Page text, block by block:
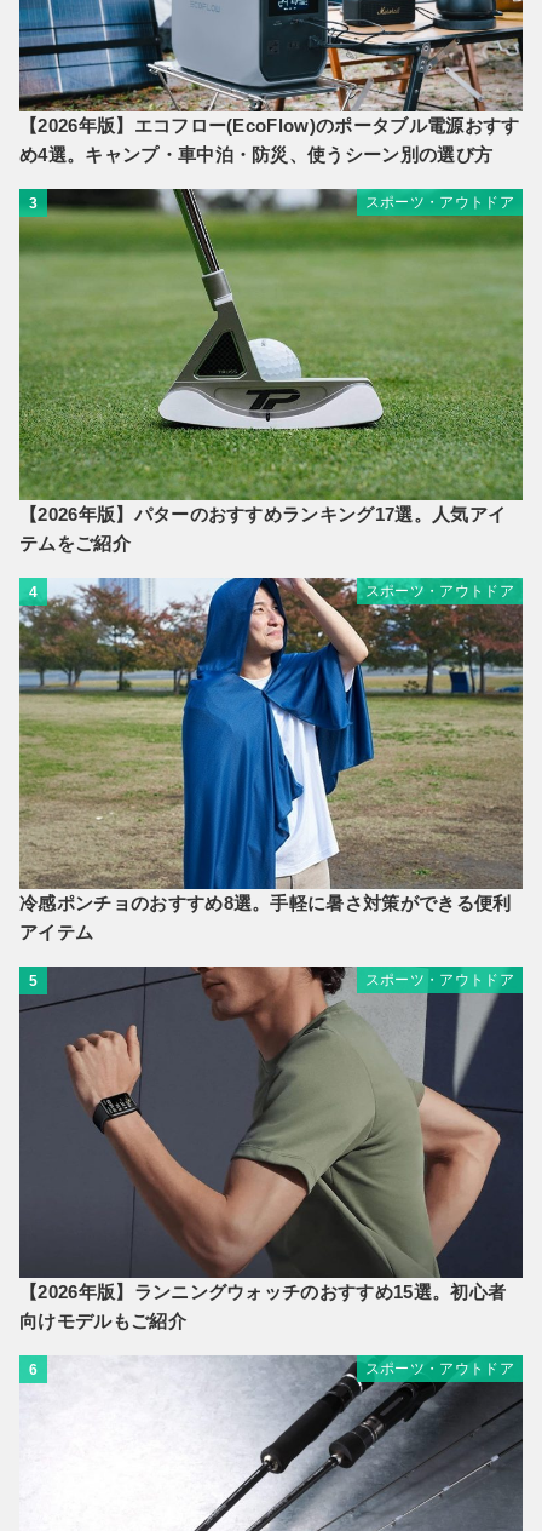
【2026年版】エコフロー(EcoFlow)のポータブル電源おすす
め4選。キャンプ・車中泊・防災、使うシーン別の選び方
3 スポーツ・アウトドア
【2026年版】パターのおすすめランキング17選。人気アイ
テムをご紹介
4 スポーツ・アウトドア
冷感ポンチョのおすすめ8選。手軽に暑さ対策ができる便利
アイテム
5 スポーツ・アウトドア
【2026年版】ランニングウォッチのおすすめ15選。初心者
向けモデルもご紹介
6 スポーツ・アウトドア